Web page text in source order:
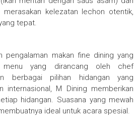
merasakan kelezatan lechon otentik,
tepat.
pengalaman makan fine dining yang
menu yang dirancang oleh chef
berbagai pilihan hidangan yang
internasional, M Dining memberikan
hidangan. Suasana yang mewah
ideal untuk acara spesial.